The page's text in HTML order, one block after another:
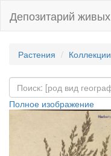
Депозитарий
Растения Коллекции
Полное изображение